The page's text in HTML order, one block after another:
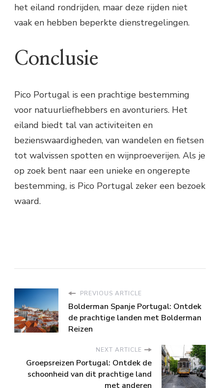
het eiland rondrijden, maar deze rijden niet
vaak en hebben beperkte dienstregelingen.
Conclusie
Pico Portugal is een prachtige bestemming
voor natuurliefhebbers en avonturiers. Het
eiland biedt tal van activiteiten en
bezienswaardigheden, van wandelen en fietsen
tot walvissen spotten en wijnproeverijen. Als je
op zoek bent naar een unieke en ongerepte
bestemming, is Pico Portugal zeker een bezoek
waard.
PREVIOUS ARTICLE
Bolderman Spanje Portugal: Ontdek
de prachtige landen met Bolderman
Reizen
NEXT ARTICLE
Groepsreizen Portugal: Ontdek de
schoonheid van dit prachtige land
met anderen